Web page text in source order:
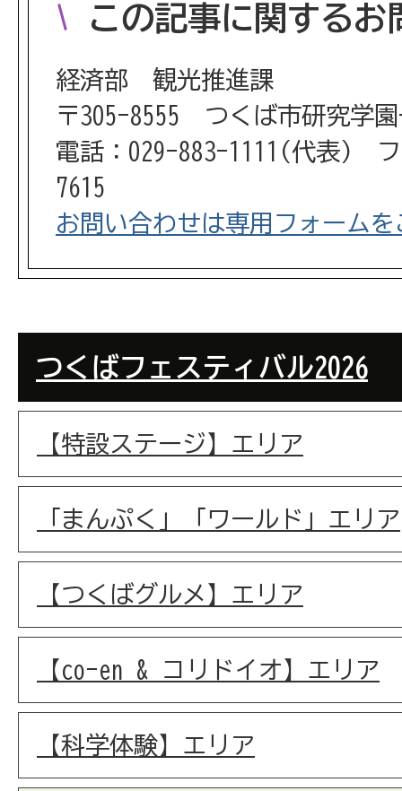
この記事に関するお
経済部 観光推進課
〒305-8555 つくば市研究学園
電話：029-883-1111(代表)
7615
お問い合わせは専用フォーム
つくばフェスティバル2026
【特設ステージ】エリア
「まんぷく」「ワールド」エリア
【つくばグルメ】エリア
【co-en & コリドイオ】エリア
【科学体験】エリア